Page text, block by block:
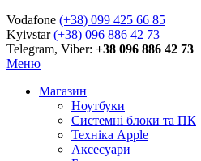
Vodafone (+38) 099 425 66 85
Kyivstar(+38) 096 886 42 73
Telegram, Viber: +38 096 886 42 73
Меню
Магазин
Ноутбуки
Системні блоки та ПК
Техніка Apple
Аксесуари